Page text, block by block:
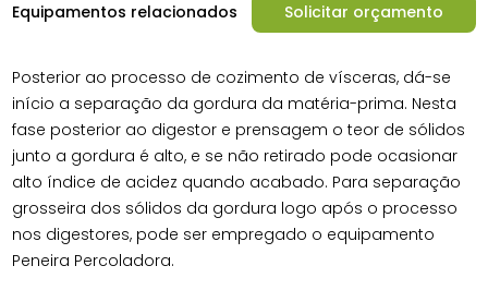
Equipamentos relacionados Solicitar orçamento
Posterior ao processo de cozimento de vísceras, dá-se
início a separação da gordura da matéria-prima. Nesta
fase posterior ao digestor e prensagem o teor de sólidos
junto a gordura é alto, e se não retirado pode ocasionar
alto índice de acidez quando acabado. Para separação
grosseira dos sólidos da gordura logo após o processo
nos digestores, pode ser empregado o equipamento
Peneira Percoladora.